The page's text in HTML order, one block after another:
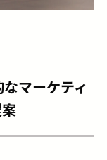
マーケティ